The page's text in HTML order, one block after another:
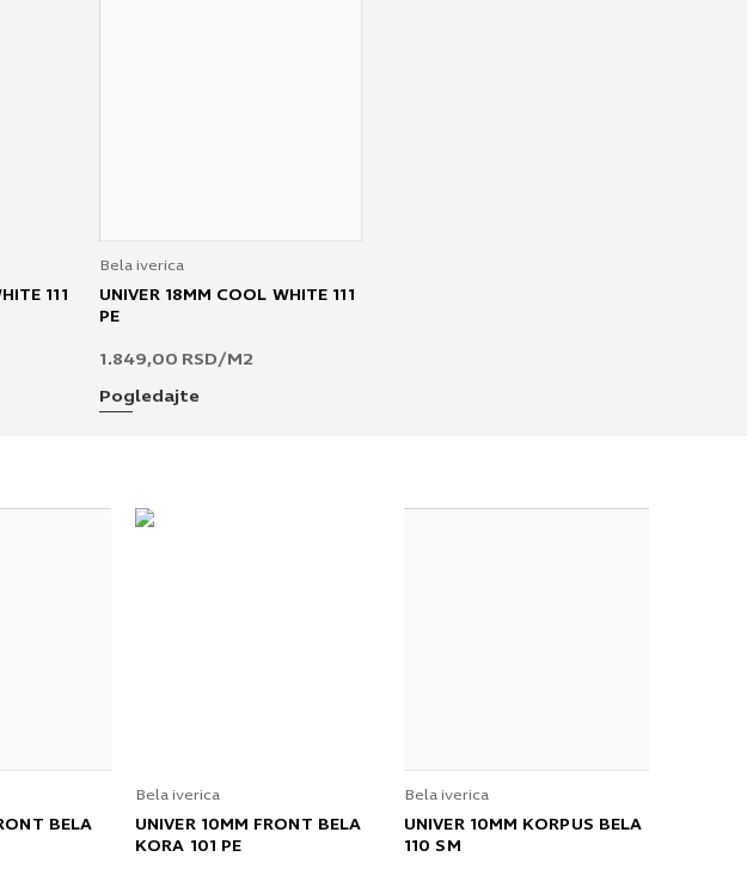
111
Bela iverica
UNIVER 18MM COOL WHITE 111
PE
1.849,00 RSD/M2
Pogledajte
BELA
Bela iverica
UNIVER 10MM FRONT BELA
KORA 101 PE
Bela iverica
UNIVER 10MM KORPUS BELA
110 SM